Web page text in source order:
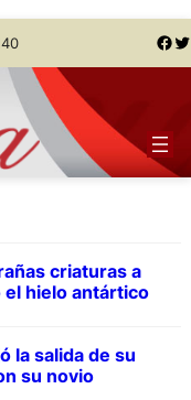
Facebook Twitter
criaturas a
hielo antártico
la salida de su
su novio